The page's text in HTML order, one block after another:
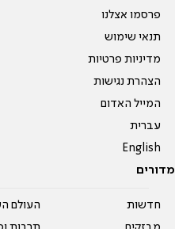
פרסמו אצלנו
תנאי שימוש
מדיניות פרטיות
הצהרת נגישות
המייל האדום
עברית
English
מדורים
חדשות
העולם